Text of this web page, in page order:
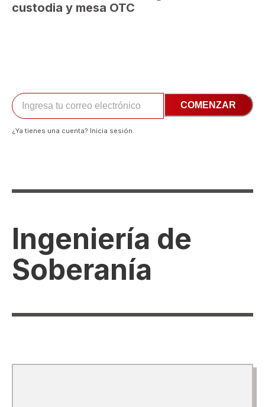
custodia y mesa OTC
COMENZAR
¿Ya tienes una cuenta? Inicia sesión.
Ingeniería de
Soberanía